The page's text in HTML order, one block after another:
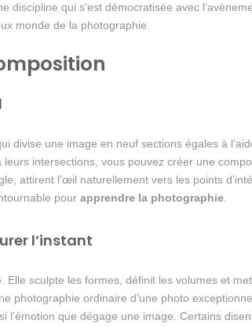
discipline qui s’est démocratisée avec
monde de la photographie.
divise une image en neuf sections égales à
intersections, vous pouvez créer une
attirent l’œil naturellement vers les points
pour apprendre la photographie.
l’instant
sculpte les formes, définit les volumes et
photographie ordinaire d’une photo
que dégage une image. Certains